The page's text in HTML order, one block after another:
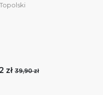
zł 39,90 zł